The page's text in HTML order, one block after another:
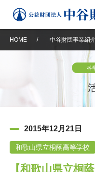
中谷
設立趣意書
沿革
中谷財団事業紹介
神戸賞
中谷
HOME / 中谷財団事業紹
科
2015年12月21日
和歌山県立桐蔭高等学校
【和歌山県立桐